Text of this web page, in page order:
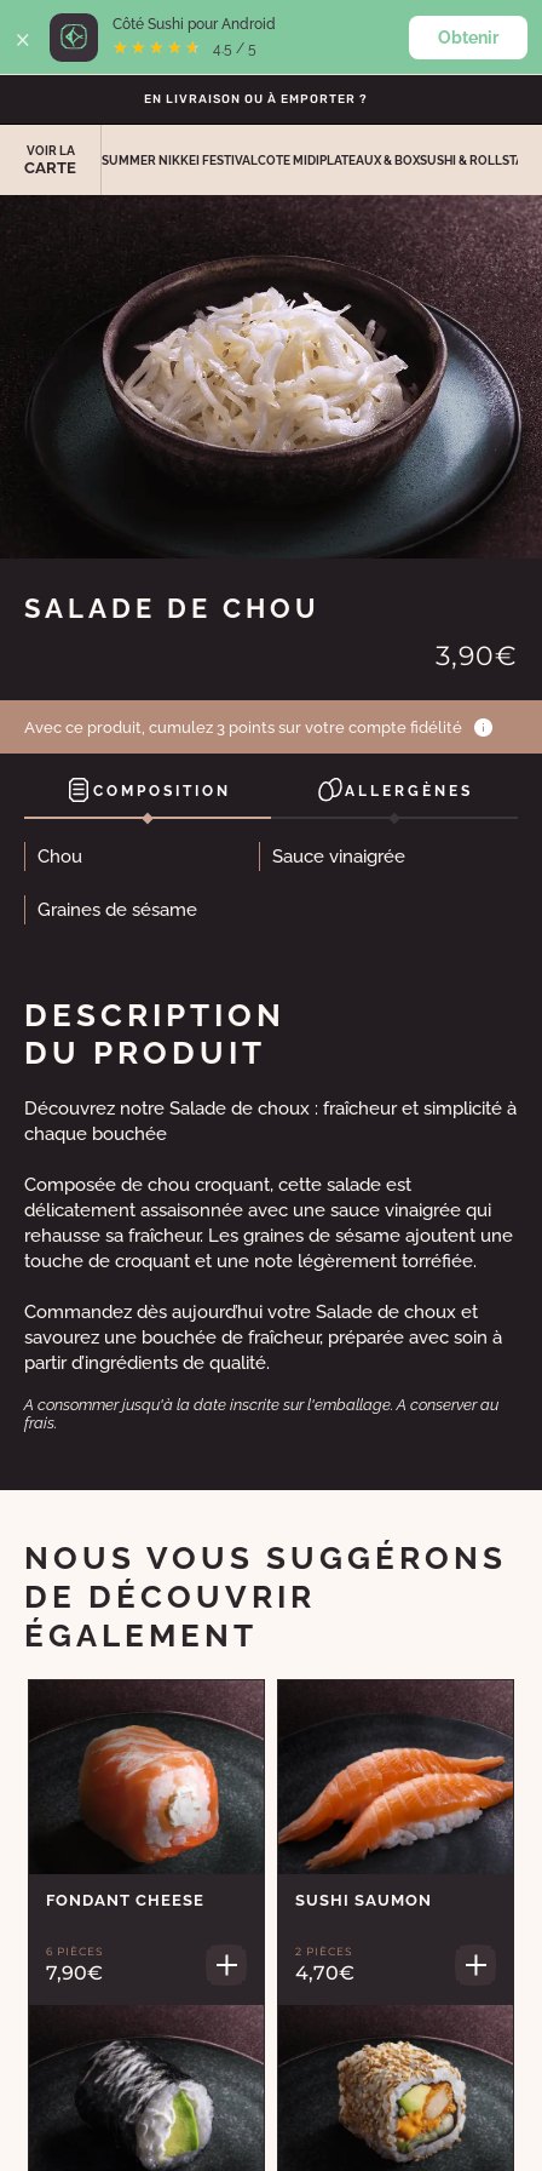
× Côté Sushi pour Android
★★★★★
★★★★★ 4.5 / 5
Obtenir
0
EN LIVRAISON OU À EMPORTER ?
VOIR LA
CARTE SUMMER NIKKEI FESTIVALCOTE MIDI PLATEAUX & BOXSUSHI & ROLLS
SALADE DE CHOU
3,90€
Avec ce produit, cumulez 3 points sur votre compte fidélité
COMPOSITION ALLERGÈNES
Chou Sauce vinaigrée
Graines de sésame
DESCRIPTION
DU PRODUIT
Découvrez notre Salade de choux : fraîcheur et simplicité à
chaque bouchée
Composée de chou croquant, cette salade est
délicatement assaisonnée avec une sauce vinaigrée qui
rehausse sa fraîcheur. Les graines de sésame ajoutent une
touche de croquant et une note légèrement torréfiée.
Commandez dès aujourd’hui votre Salade de choux et
savourez une bouchée de fraîcheur, préparée avec soin à
partir d’ingrédients de qualité.
A consommer jusqu'à la date inscrite sur l'emballage. A conserver au
frais.
NOUS VOUS SUGGÉRONS
DE DÉCOUVRIR
ÉGALEMENT
FONDANT CHEESE
6 PIÈCES
7,90€
SUSHI SAUMON
2 PIÈCES
4,70€